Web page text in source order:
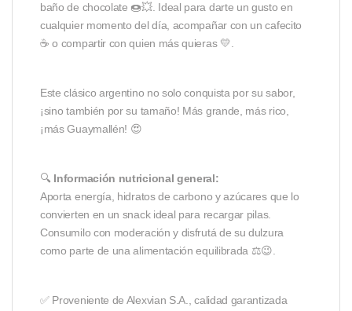
baño de chocolate 🍩💥. Ideal para darte un gusto en
cualquier momento del día, acompañar con un cafecito
☕ o compartir con quien más quieras 💛.
Este clásico argentino no solo conquista por su sabor,
¡sino también por su tamaño! Más grande, más rico,
¡más Guaymallén! 😍
🔍 Información nutricional general:
Aporta energía, hidratos de carbono y azúcares que lo
convierten en un snack ideal para recargar pilas.
Consumilo con moderación y disfrutá de su dulzura
como parte de una alimentación equilibrada ⚖️😉.
✅ Proveniente de Alexvian S.A., calidad garantizada